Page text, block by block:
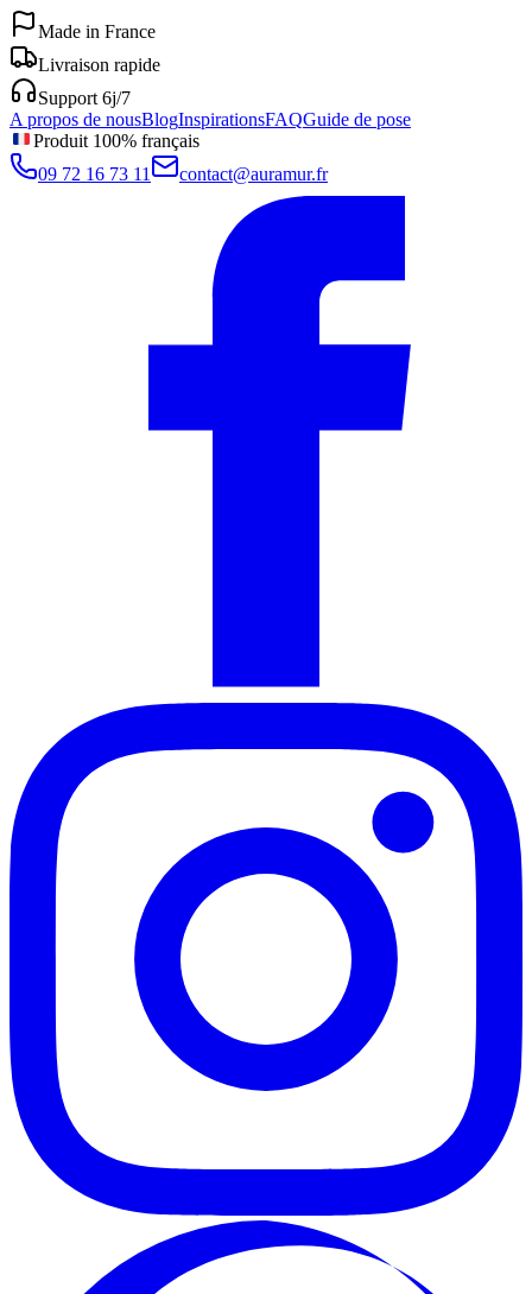
Made in France
Livraison rapide
Support 6j/7
A propos de nousBlogInspirationsFAQGuide de pose
Produit 100% français
09 72 16 73 11
contact@auramur.fr